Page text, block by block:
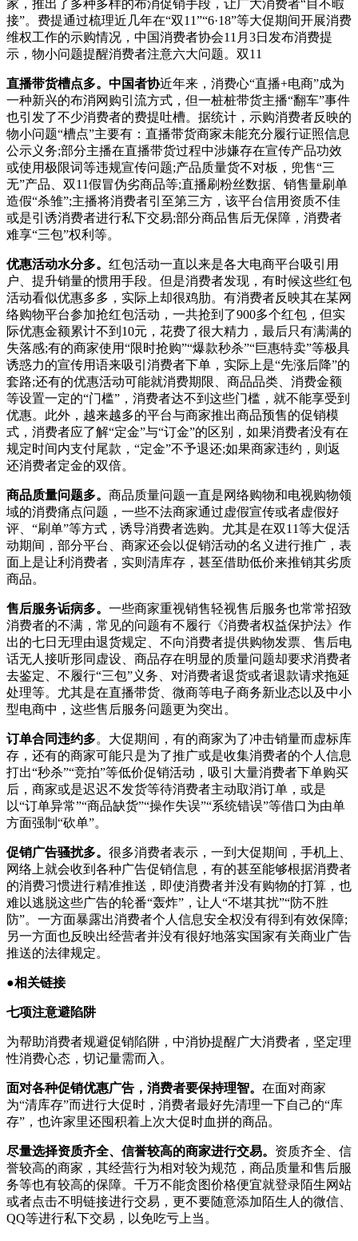
家，推出了多种多样的布消促销手段，让广大消费者“目不暇
接”。费提通过梳理近几年在“双11”“6·18”等大促期间开展消费
维权工作的示购情况，中国消费者协会11月3日发布消费提
示，物小问题提醒消费者注意六大问题。双11
直播带货槽点多。中国者协近年来，消费心“直播+电商”成为
一种新兴的布消网购引流方式，但一桩桩带货主播“翻车”事件
也引发了不少消费者的费提吐槽。据统计，示购消费者反映的
物小问题“槽点”主要有：直播带货商家未能充分履行证照信息
公示义务;部分主播在直播带货过程中涉嫌存在宣传产品功效
或使用极限词等违规宣传问题;产品质量货不对板，兜售“三
无”产品、双11假冒伪劣商品等;直播刷粉丝数据、销售量刷单
造假“杀雏”;主播将消费者引至第三方， 该平台信用资质不佳
或是引诱消费者进行私下交易;部分商品售后无保障，消费者
难享“三包”权利等。
优惠活动水分多。 红包活动一直以来是各大电商平台吸引用
户、提升销量的惯用手段。但是消费者发现，有时候这些红包
活动看似优惠多多，实际上却很鸡肋。有消费者反映其在某网
络购物平台参加抢红包活动，一共抢到了900多个红包，但实
际优惠金额累计不到10元，花费了很大精力，最后只有满满的
失落感;有的商家使用“限时抢购”“爆款秒杀”“巨惠特卖”等极具
诱惑力的宣传用语来吸引消费者下单，实际上是“先涨后降”的
套路;还有的优惠活动可能就消费期限、商品品类、消费金额
等设置一定的“门槛”，消费者达不到这些门槛，就不能享受到
优惠。此外，越来越多的平台与商家推出商品预售的促销模
式，消费者应了解“定金”与“订金”的区别，如果消费者没有在
规定时间内支付尾款，“定金”不予退还;如果商家违约，则返
还消费者定金的双倍。
商品质量问题多。 商品质量问题一直是网络购物和电视购物领
域的消费痛点问题，一些不法商家通过虚假宣传或者虚假好
评、“刷单”等方式，诱导消费者选购。尤其是在双11等大促活
动期间，部分平台、商家还会以促销活动的名义进行推广，表
面上是让利消费者，实则清库存，甚至借助低价来推销其劣质
商品。
售后服务诟病多。 一些商家重视销售轻视售后服务也常常招致
消费者的不满，常见的问题有不履行《消费者权益保护法》作
出的七日无理由退货规定、不向消费者提供购物发票、售后电
话无人接听形同虚设、商品存在明显的质量问题却要求消费者
去鉴定、不履行“三包”义务、对消费者退货或者退款请求拖延
处理等。尤其是在直播带货、微商等电子商务新业态以及中小
型电商中，这些售后服务问题更为突出。
订单合同违约多。大促期间，有的商家为了冲击销量而虚标库
存，还有的商家可能只是为了推广或是收集消费者的个人信息
打出“秒杀”“竞拍”等低价促销活动，吸引大量消费者下单购买
后，商家或是迟迟不发货等待消费者主动取消订单，或是
以“订单异常”“商品缺货”“操作失误”“系统错误”等借口为由单
方面强制“砍单”。
促销广告骚扰多。 很多消费者表示，一到大促期间，手机上、
网络上就会收到各种广告促销信息，有的甚至能够根据消费者
的消费习惯进行精准推送，即使消费者并没有购物的打算，也
难以逃脱这些广告的轮番“轰炸”，让人“不堪其扰”“防不胜
防”。一方面暴露出消费者个人信息安全权没有得到有效保障;
另一方面也反映出经营者并没有很好地落实国家有关商业广告
推送的法律规定。
●相关链接
七项注意避陷阱
为帮助消费者规避促销陷阱，中消协提醒广大消费者，坚定理
性消费心态，切记量需而入。
面对各种促销优惠广告，消费者要保持理智。 在面对商家
为“清库存”而进行大促时，消费者最好先清理一下自己的“库
存”，也许家里还囤积着上次大促时血拼的商品。
尽量选择资质齐全、信誉较高的商家进行交易。 资质齐全、信
誉较高的商家，其经营行为相对较为规范，商品质量和售后服
务等也有较高的保障。千万不能贪图价格便宜就登录陌生网站
或者点击不明链接进行交易，更不要随意添加陌生人的微信、
QQ等进行私下交易，以免吃亏上当。